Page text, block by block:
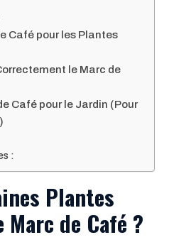
Café pour les Plantes
le Marc de
Café pour le Jardin (Pour
:
Plantes
Marc de Café ?